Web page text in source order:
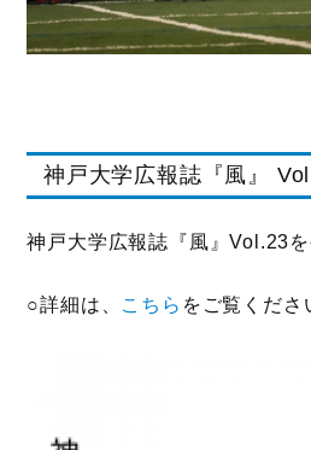
神戸大学広報誌『風』
神戸大学広報誌『風』Vol.23を
○詳細は、 こちら をご覧くださ